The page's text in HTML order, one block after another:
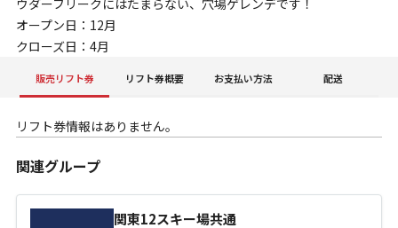
ウダーフリークにはたまらない、穴場ゲレンデです！
オープン日：12月
クローズ日：4月
販売リフト券 リフト券概要 お支払い方法 配送
リフト券情報はありません。
関連グループ
関東12スキー場共通